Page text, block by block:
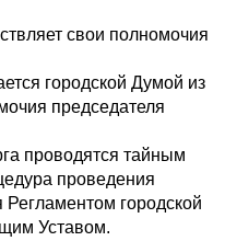
свои полномочия
городской Думой из
председателя
проводятся тайным
проведения
Регламентом городской
Уставом.